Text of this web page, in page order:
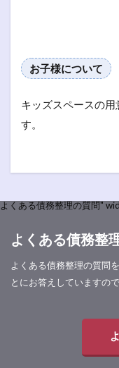
お子様について
キッズスペースの
す。
よくある債務整理の質問"
よくある債務整
よくある債務整理の質問
とにお答えしていますの